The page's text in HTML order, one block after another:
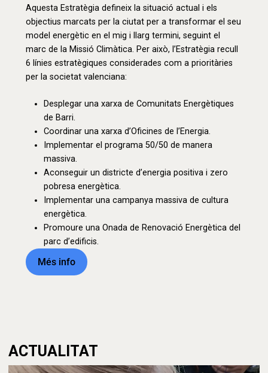
Aquesta Estratègia defineix la situació actual i els
objectius marcats per la ciutat per a transformar el seu
model energètic en el mig i llarg termini, seguint el
marc de la Missió Climàtica. Per això, l’Estratègia recull
6 línies estratègiques considerades com a prioritàries
per la societat valenciana:
Desplegar una xarxa de Comunitats Energètiques
de Barri.
Coordinar una xarxa d’Oficines de l’Energia.
Implementar el programa 50/50 de manera
massiva.
Aconseguir un districte d’energia positiva i zero
pobresa energètica.
Implementar una campanya massiva de cultura
energètica.
Promoure una Onada de Renovació Energètica del
parc d’edificis.
Més info
ACTUALITAT